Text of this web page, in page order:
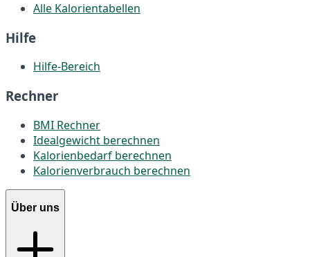
Alle Kalorientabellen
Hilfe
Hilfe-Bereich
Rechner
BMI Rechner
Idealgewicht berechnen
Kalorienbedarf berechnen
Kalorienverbrauch berechnen
Über uns